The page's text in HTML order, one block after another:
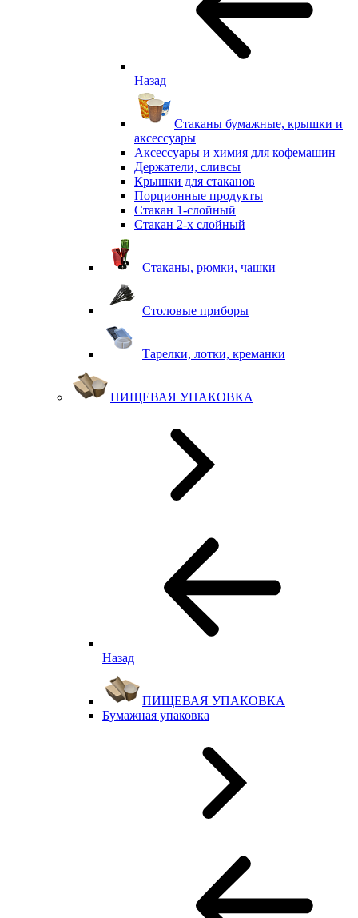
Назад
Стаканы бумажные, крышки и
аксессуары
Аксессуары и химия для кофемашин
Держатели, сливсы
Крышки для стаканов
Порционные продукты
Стакан 1-слойный
Стакан 2-х слойный
Стаканы, рюмки, чашки
Столовые приборы
Тарелки, лотки, креманки
ПИЩЕВАЯ УПАКОВКА
Назад
ПИЩЕВАЯ УПАКОВКА
Бумажная упаковка